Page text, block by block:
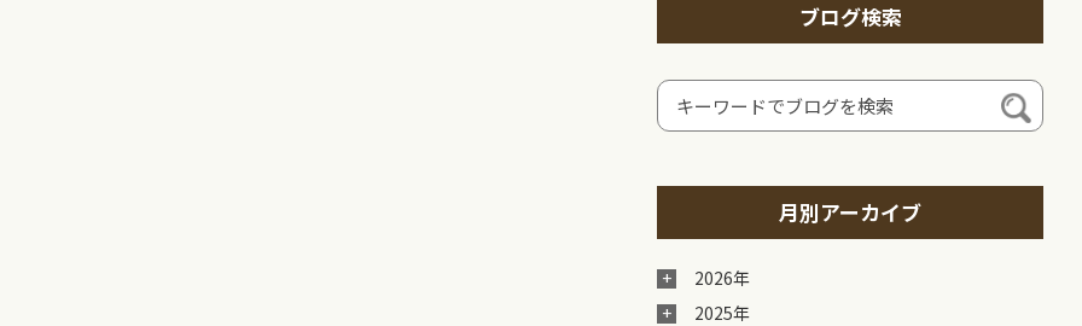
ブログ検索
月別アーカイブ
2026年
2025年